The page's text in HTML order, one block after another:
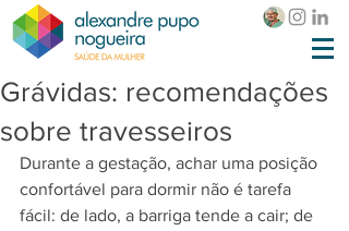
Grávidas: recomendações
sobre travesseiros
Durante a gestação, achar uma posição
confortável para dormir não é tarefa
fácil: de lado, a barriga tende a cair; de